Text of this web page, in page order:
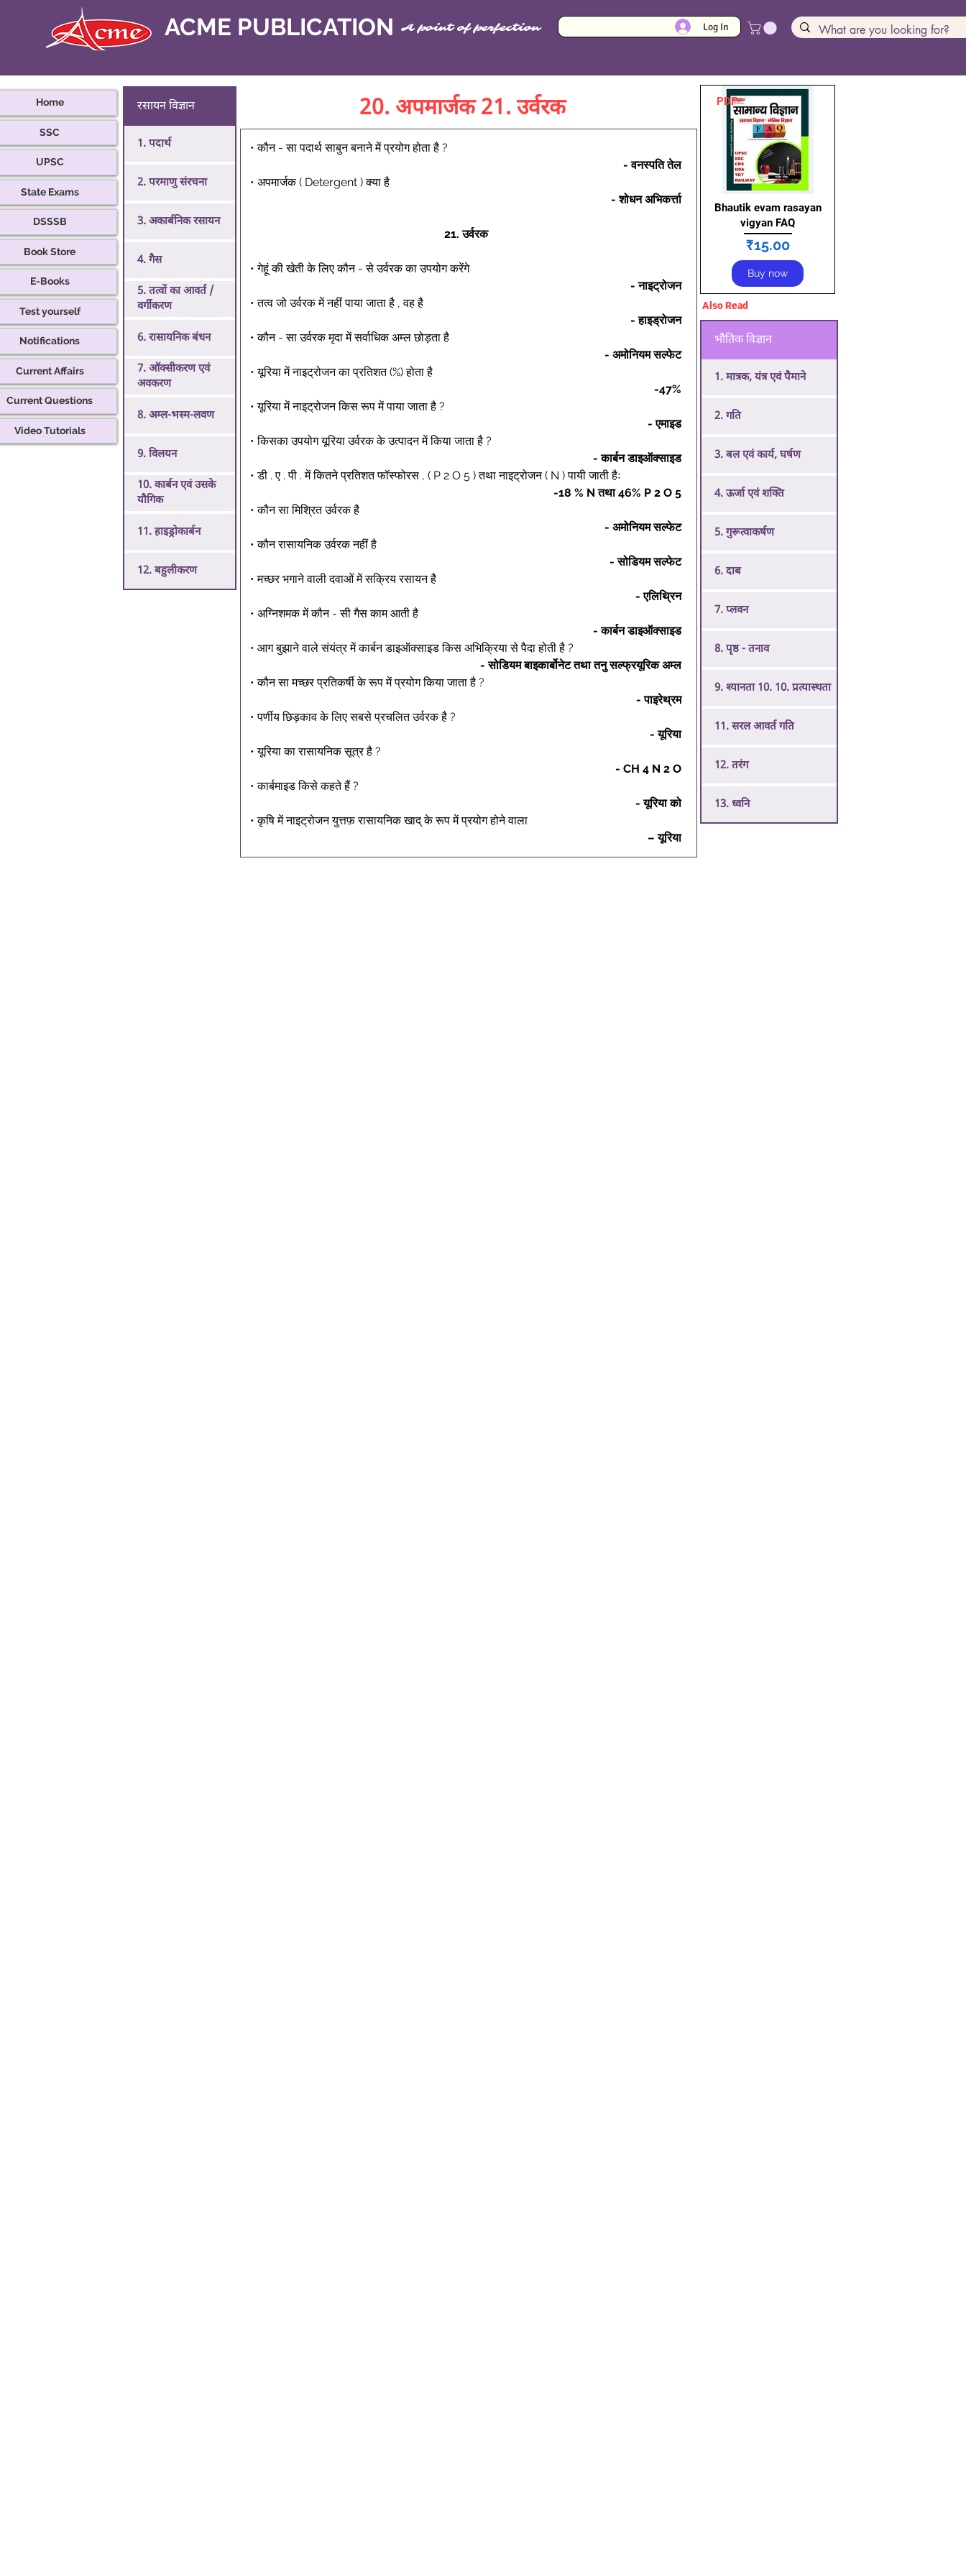
ACME PUBLICATION A point of perfection Log In
रसायन विज्ञान
1. पदार्थ
2. परमाणु संरचना
3. अकार्बनिक रसायन
4. गैस
5. तत्वों का आवर्त /
वर्गीकरण
6. रासायनिक बंधन
7. ऑक्सीकरण एवं
अवकरण
8. अम्ल-भस्म-लवण
9. विलयन
10. कार्बन एवं उसके
यौगिक
11. हाइड्रोकार्बन
12. बहुलीकरण
20. अपमार्जक 21. उर्वरक
• कौन - सा पदार्थ साबुन बनाने में प्रयोग होता है ?
- वनस्पति तेल
• अपमार्जक ( Detergent ) क्या है
- शोधन अभिकर्त्ता
21. उर्वरक
• गेहूं की खेती के लिए कौन - से उर्वरक का उपयोग करेंगे
- नाइट्रोजन
• तत्व जो उर्वरक में नहीं पाया जाता है , वह है
- हाइड्रोजन
• कौन - सा उर्वरक मृदा में सर्वाधिक अम्ल छोड़ता है
- अमोनियम सल्फेट
• यूरिया में नाइट्रोजन का प्रतिशत (%) होता है
-47%
• यूरिया में नाइट्रोजन किस रूप में पाया जाता है ?
- एमाइड
• किसका उपयोग यूरिया उर्वरक के उत्पादन में किया जाता है ?
- कार्बन डाइऑक्साइड
• डी . ए . पी . में कितने प्रतिशत फॉस्फोरस , ( P 2 O 5 ) तथा नाइट्रोजन ( N ) पायी जाती हैः
-18 % N तथा 46% P 2 O 5
• कौन सा मिश्रित उर्वरक है
- अमोनियम सल्फेट
• कौन रासायनिक उर्वरक नहीं है
- सोडियम सल्फेट
• मच्छर भगाने वाली दवाओं में सक्रिय रसायन है
- एलिथ्रिन
• अग्निशमक में कौन - सी गैस काम आती है
- कार्बन डाइऑक्साइड
• आग बुझाने वाले संयंत्र में कार्बन डाइऑक्साइड किस अभिक्रिया से पैदा होती है ?
- सोडियम बाइकार्बोनेट तथा तनु सल्फ्रयूरिक अम्ल
• कौन सा मच्छर प्रतिकर्षी के रूप में प्रयोग किया जाता है ?
- पाइरेथ्रम
• पर्णीय छिड़काव के लिए सबसे प्रचलित उर्वरक है ?
- यूरिया
• यूरिया का रासायनिक सूत्र है ?
- CH 4 N 2 O
• कार्बमाइड किसे कहते हैं ?
- यूरिया को
• कृषि में नाइट्रोजन युत्तफ़ रासायनिक खाद् के रूप में प्रयोग होने वाला
– यूरिया
PDF
Bhautik evam rasayan
vigyan FAQ
₹15.00Price
Buy now
Also Read
भौतिक विज्ञान
1. मात्रक, यंत्र एवं पैमाने
2. गति
3. बल एवं कार्य, घर्षण
4. ऊर्जा एवं शक्ति
5. गुरूत्वाकर्षण
6. दाब
7. प्लवन
8. पृष्ठ - तनाव
9. श्यानता 10. 10. प्रत्यास्थता
11. सरल आवर्त गति
12. तरंग
13. ध्वनि
Home
SSC
UPSC
State Exams
DSSSB
Book Store
E-Books
Test yourself
Notifications
Current Affairs
Current Questions
Video Tutorials